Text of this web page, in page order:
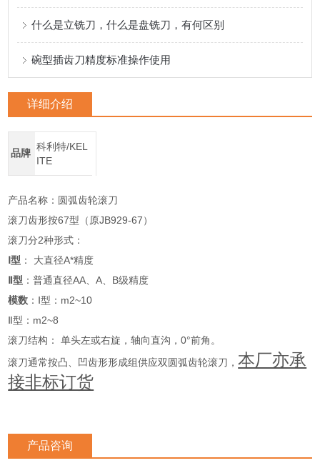
什么是立铣刀，什么是盘铣刀，有何区别
碗型插齿刀精度标准操作使用
详细介绍
品牌
科利特/KEL
ITE
产品名称：圆弧齿轮滚刀
滚刀齿形按67型（原JB929-67）
滚刀分2种形式：
Ⅰ型 ： 大直径A*精度
Ⅱ型 ：普通直径AA、A、B级精度
模数 ： Ⅰ型 ：m2~10
Ⅱ型 ：m2~8
滚刀结构： 单头左或右旋，轴向直沟，0°前角。
滚刀通常按凸、凹齿形形成组供应双圆弧齿轮滚刀，本厂亦承
接非标订货
产品咨询